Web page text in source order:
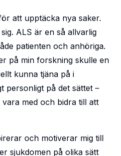
att upptäcka nya saker.
ALS är en så allvarlig
patienten och anhöriga.
på min forskning skulle en
kunna tjäna på i
personligt på det sättet –
med och bidra till att
och motiverar mig till
sjukdomen på olika sätt